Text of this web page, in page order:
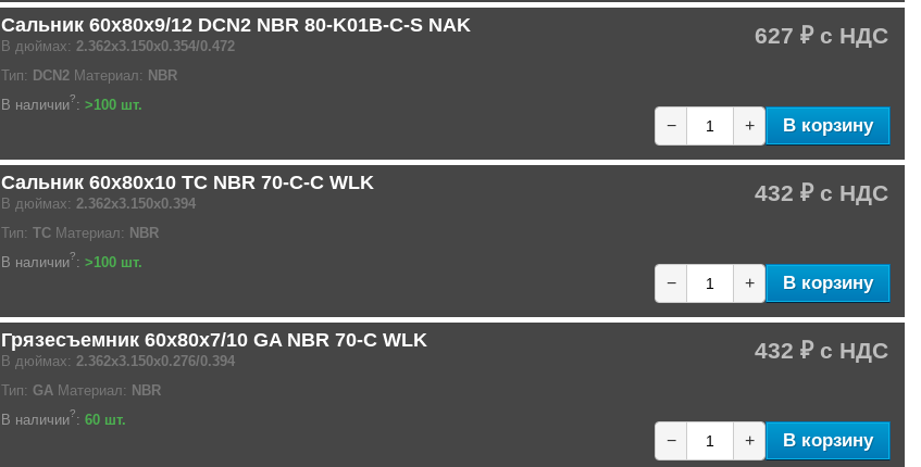
Сальник 60x80x9/12 DCN2 NBR 80-K01B-C-S NAK
В дюймах: 2.362x3.150x0.354/0.472
Тип: DCN2 Материал: NBR
В наличии?: >100 шт.
627 ₽
− + В корзину
Сальник 60x80x10 TC NBR 70-C-C WLK
В дюймах: 2.362x3.150x0.394
Тип: TC Материал: NBR
В наличии?: >100 шт.
432 ₽
− + В корзину
Грязесъемник 60x80x7/10 GA NBR 70-C WLK
В дюймах: 2.362x3.150x0.276/0.394
Тип: GA Материал: NBR
В наличии?: 60 шт.
432 ₽
− + В корзину